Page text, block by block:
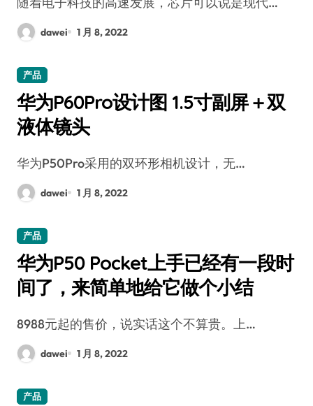
dawei 1 月 8, 2022
产品
华为P60Pro设计图 1.5寸副屏＋双
液体镜头
华为P50Pro采用的双环形相机设计，无…
dawei 1 月 8, 2022
产品
华为P50 Pocket上手已经有一段时
间了，来简单地给它做个小结
8988元起的售价，说实话这个不算贵。上…
dawei 1 月 8, 2022
产品